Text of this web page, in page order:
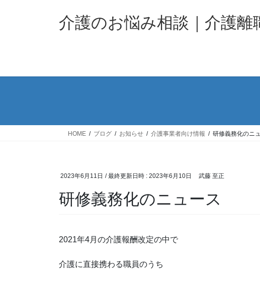
ス
ン
介護のお悩み相談｜介護
HOME ブログ お知らせ 介護事業者向け情報 研修義務化のニ
2023年6月11日 / 最終更新日時 : 2023年6月10日 武藤 至正
研修義務化のニュース
2021年4月の介護報酬改定の中で
介護に直接携わる職員のうち